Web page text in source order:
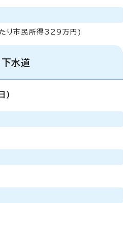
り市民所得329万円)
下水道
)